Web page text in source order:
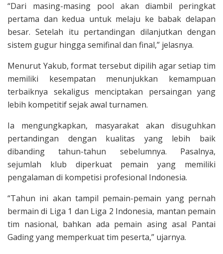
“Dari masing-masing pool akan diambil peringkat
pertama dan kedua untuk melaju ke babak delapan
besar. Setelah itu pertandingan dilanjutkan dengan
sistem gugur hingga semifinal dan final,” jelasnya.
Menurut Yakub, format tersebut dipilih agar setiap tim
memiliki kesempatan menunjukkan kemampuan
terbaiknya sekaligus menciptakan persaingan yang
lebih kompetitif sejak awal turnamen.
Ia mengungkapkan, masyarakat akan disuguhkan
pertandingan dengan kualitas yang lebih baik
dibanding tahun-tahun sebelumnya. Pasalnya,
sejumlah klub diperkuat pemain yang memiliki
pengalaman di kompetisi profesional Indonesia.
“Tahun ini akan tampil pemain-pemain yang pernah
bermain di Liga 1 dan Liga 2 Indonesia, mantan pemain
tim nasional, bahkan ada pemain asing asal Pantai
Gading yang memperkuat tim peserta,” ujarnya.